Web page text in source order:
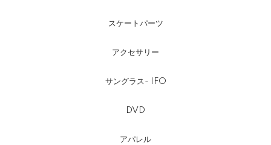
スケートパーツ
アクセサリー
サングラス- IFO
DVD
アパレル